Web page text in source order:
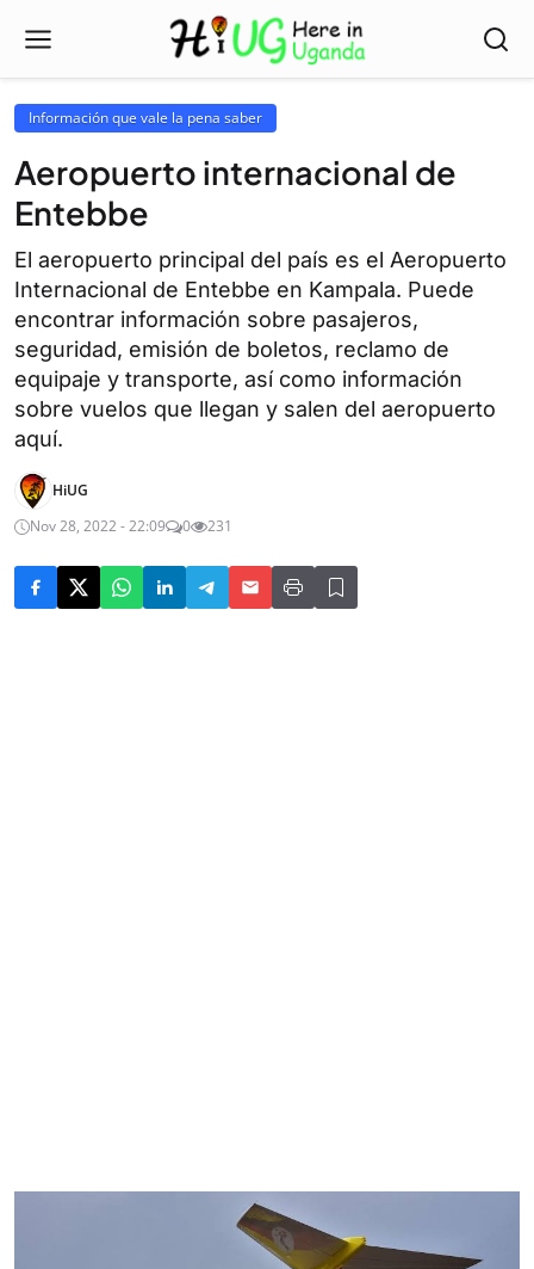
Información que vale la pena saber
Aeropuerto internacional de
Entebbe
El aeropuerto principal del país es el Aeropuerto
Internacional de Entebbe en Kampala. Puede
encontrar información sobre pasajeros,
seguridad, emisión de boletos, reclamo de
equipaje y transporte, así como información
sobre vuelos que llegan y salen del aeropuerto
aquí.
HiUG
Nov 28, 2022 - 22:09
0 231